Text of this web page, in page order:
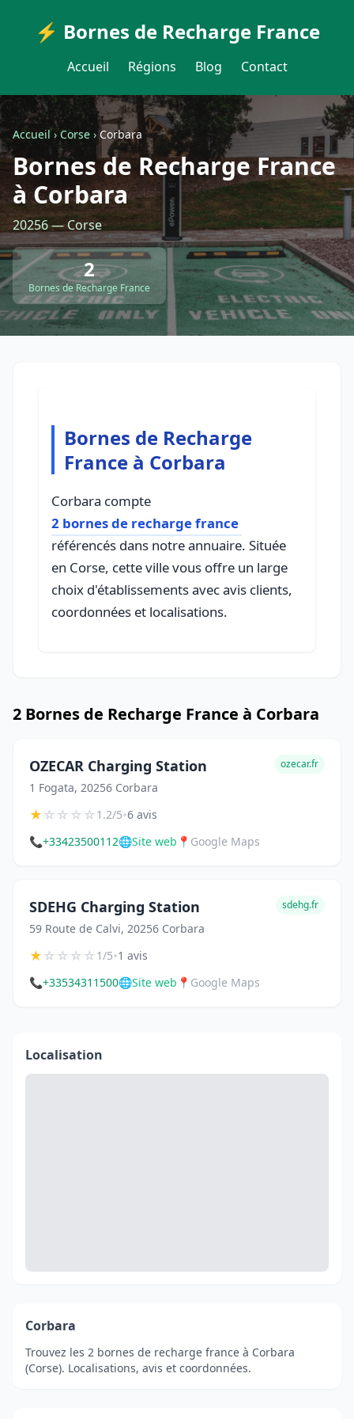
⚡ Bornes de Recharge France
Accueil Régions Blog Contact
Accueil›Corse › Corbara
Bornes de Recharge France
à Corbara
20256 — Corse
2
Bornes de Recharge France
Bornes de Recharge
France à Corbara
Corbara compte
2 bornes de recharge france
référencés dans notre annuaire. Située
en Corse, cette ville vous offre un large
choix d'établissements avec avis clients,
coordonnées et localisations.
2 Bornes de Recharge France à Corbara
OZECAR Charging Station
1 Fogata, 20256 Corbara
ozecar.fr
★☆☆☆☆1.2/5•6 avis
📞+33423500112🌐Site web 📍 Google Maps
SDEHG Charging Station
59 Route de Calvi, 20256 Corbara
sdehg.fr
★☆☆☆☆1/5•1 avis
📞+33534311500🌐Site web 📍 Google Maps
Localisation
Corbara
Trouvez les 2 bornes de recharge france à Corbara
(Corse). Localisations, avis et coordonnées.